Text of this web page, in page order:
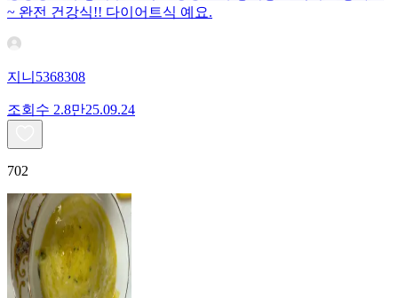
~ 완전 건강식!! 다이어트식 예요.
지니5368308
조회수 2.8만25.09.24
702